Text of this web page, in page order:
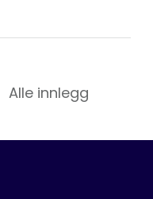
Alle innlegg